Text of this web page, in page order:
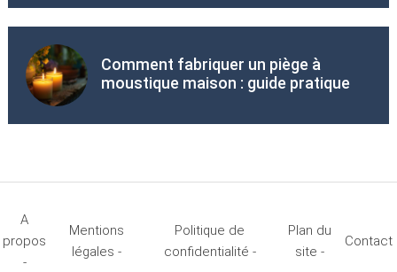
Comment fabriquer un piège à
moustique maison : guide pratique
A
propos
-
Mentions
légales -
Politique de
confidentialité -
Plan du
site -
Contact